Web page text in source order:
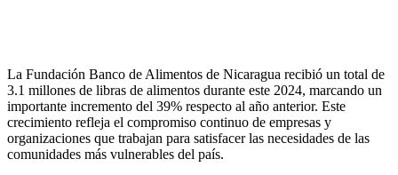
La Fundación Banco de Alimentos de Nicaragua recibió un total de
3.1 millones de libras de alimentos durante este 2024, marcando un
importante incremento del 39% respecto al año anterior. Este
crecimiento refleja el compromiso continuo de empresas y
organizaciones que trabajan para satisfacer las necesidades de las
comunidades más vulnerables del país.